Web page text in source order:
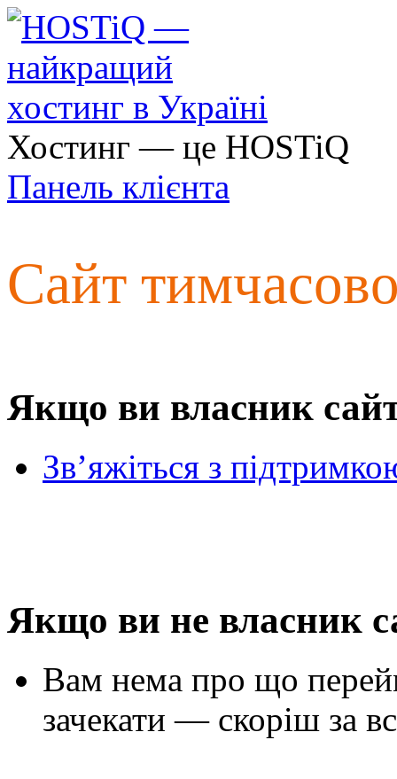
Хостинг — це HOSTiQ
Панель клієнта
Сайт
Якщо ви власник
Зв’яжіться з
Якщо ви не власник
Вам нема про що
зачекати — скоріш за